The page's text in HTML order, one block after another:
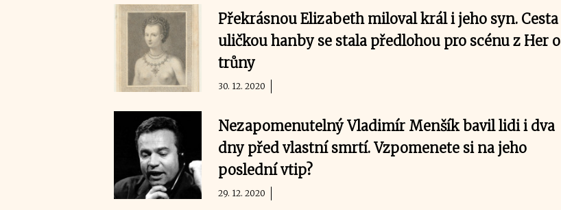
Překrásnou Elizabeth miloval král i jeho syn. Cesta
uličkou hanby se stala předlohou pro scénu z Her o
trůny
30. 12. 2020
Nezapomenutelný Vladimír Menšík bavil lidi i dva
dny před vlastní smrtí. Vzpomenete si na jeho
poslední vtip?
29. 12. 2020